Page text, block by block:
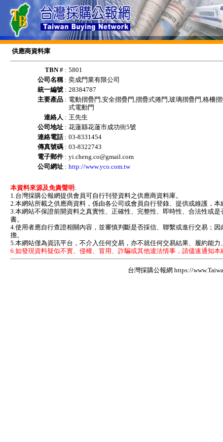
供應商資料庫
TBN # : 5801
公司名稱: 奕成門業有限公司
統一編號 : 28384787
主要產品 : 電動摺疊門,安全摺疊門,摺疊式捲門,玻璃摺疊門,格柵
式電動門
連絡人 : 王先生
公司地址 : 花蓮縣花蓮市成功街5號
連絡電話: 03-8331454
傳真號碼 : 03-8322743
電子郵件 : yi.cheng.co@gmail.com
公司網址 : http://www.yco.com.tw
本資料來源及免責聲明 :
1.台灣採購公報網提供會員可自行刊登資料之供應商資料庫。
2.本網站所載之供應商資料，係由各公司或會員自行登錄、提供或維護，本
3.本網站不保證前開資料之真實性、正確性、完整性、即時性、合法性或
書。
4.使用者應自行查證相關內容，並審慎判斷是否採信、聯繫或進行交易；
擔。
5.本網站僅為資訊平台，不介入任何交易，亦不就任何交易結果、履約能力
6.如發現資料疑似不實、侵權、冒用、詐騙或其他違法情事，請儘速通知本
台灣採購公報網 https://